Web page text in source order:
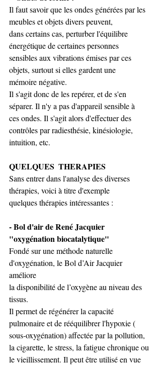
Il faut savoir que les ondes générées par les
meubles et objets divers peuvent,
dans certains cas, perturber l'équilibre
énergétique de certaines personnes
sensibles aux vibrations émises par ces
objets, surtout si elles gardent une
mémoire négative.
Il s'agit donc de les repérer, et de s'en
séparer. Il n'y a pas d'appareil sensible à
ces ondes. Il s'agit alors d'effectuer des
contrôles par radiesthésie, kinésiologie,
intuition, etc.
QUELQUES  THERAPIES
Sans entrer dans l'analyse des diverses
thérapies, voici à titre d'exemple
quelques thérapies intéressantes :
- Bol d'air de René Jacquier
"oxygénation biocatalytique"
Fondé sur une méthode naturelle
d'oxygénation, le Bol d’Air Jacquier
améliore
la disponibilité de l’oxygène au niveau des
tissus.
Il permet de régénérer la capacité
pulmonaire et de rééquilibrer l'hypoxie (
sous-oxygénation) affectée par la pollution,
la cigarette, le stress, la fatigue chronique ou
le vieillissement. Il peut être utilisé en vue